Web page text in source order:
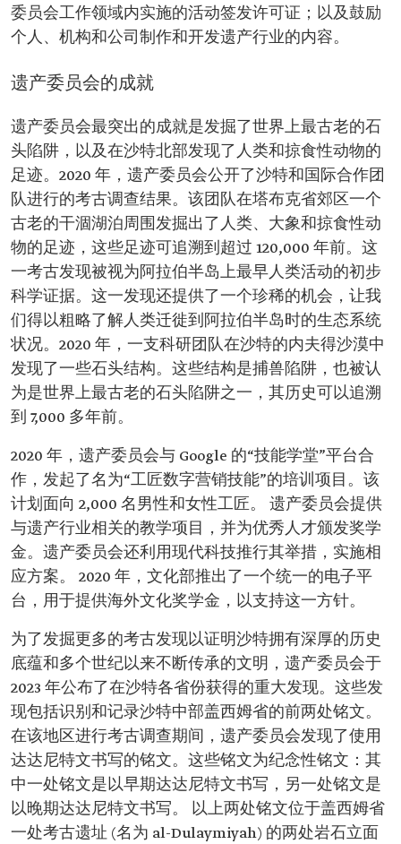
委员会工作领域内实施的活动签发许可证；以及鼓励
个人、机构和公司制作和开发遗产行业的内容。
遗产委员会的成就
遗产委员会最突出的成就是发掘了世界上最古老的石
头陷阱，以及在沙特北部发现了人类和掠食性动物的
足迹。2020 年，遗产委员会公开了沙特和国际合作团
队进行的考古调查结果。该团队在塔布克省郊区一个
古老的干涸湖泊周围发掘出了人类、大象和掠食性动
物的足迹，这些足迹可追溯到超过 120,000 年前。这
一考古发现被视为阿拉伯半岛上最早人类活动的初步
科学证据。这一发现还提供了一个珍稀的机会，让我
们得以粗略了解人类迁徙到阿拉伯半岛时的生态系统
状况。2020 年，一支科研团队在沙特的内夫得沙漠中
发现了一些石头结构。这些结构是捕兽陷阱，也被认
为是世界上最古老的石头陷阱之一，其历史可以追溯
到 7,000 多年前。
2020 年，遗产委员会与 Google 的“技能学堂”平台合
作，发起了名为“工匠数字营销技能”的培训项目。该
计划面向 2,000 名男性和女性工匠。 遗产委员会提供
与遗产行业相关的教学项目，并为优秀人才颁发奖学
金。遗产委员会还利用现代科技推行其举措，实施相
应方案。 2020 年，文化部推出了一个统一的电子平
台，用于提供海外文化奖学金，以支持这一方针。
为了发掘更多的考古发现以证明沙特拥有深厚的历史
底蕴和多个世纪以来不断传承的文明，遗产委员会于
2023 年公布了在沙特各省份获得的重大发现。这些发
现包括识别和记录沙特中部盖西姆省的前两处铭文。
在该地区进行考古调查期间，遗产委员会发现了使用
达达尼特文书写的铭文。这些铭文为纪念性铭文：其
中一处铭文是以早期达达尼特文书写，另一处铭文是
以晚期达达尼特文书写。 以上两处铭文位于盖西姆省
一处考古遗址 (名为 al-Dulaymiyah) 的两处岩石立面